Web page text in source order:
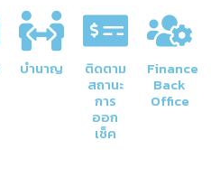
บำนาญ ติดตาม
สถานะ
การ
ออก
เช็ค
Finance
Back
Office